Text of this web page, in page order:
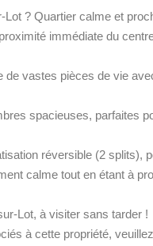
? Quartier calme et
immédiate du
vastes pièces de vie
spacieuses, parfaites
réversible (2 splits),
calme tout en étant à
Lot, à visiter sans tarder !
à cette propriété,